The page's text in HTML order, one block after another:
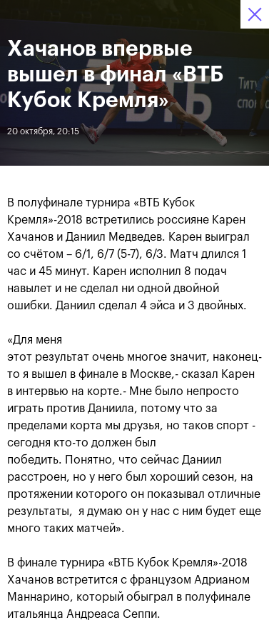
12–20 октября 2019
Ледовый Дворец
“Крылатское”
Новости
За все время Дата
Андрей Рублев подарил
себе Кубок Cartier на день
рождения
«ВТБ Кубок
20 октября, 17:45
Рублёв — чемпион XXX
турнира «ВТБ Кубок
20 октября, 21:00
Хачанов впервые
вышел в финал «ВТБ
Кубок Кремля»
20 октября, 20:15
В полуфинале турнира «ВТБ Кубок
Кремля»-2018 встретились россияне Карен
Хачанов и Даниил Медведев. Карен выиграл
со счётом – 6/1, 6/7 (5-7), 6/3. Матч длился 1
час и 45 минут. Карен исполнил 8 подач
навылет и не сделал ни одной двойной
ошибки. Даниил сделал 4 эйса и 3 двойных.
«Для меня
этот результат очень многое значит, наконец-
то я вышел в финале в Москве,- сказал Карен
в интервью на корте.- Мне было непросто
играть против Даниила, потому что за
пределами корта мы друзья, но таков спорт -
сегодня кто-то должен был
победить. Понятно, что сейчас Даниил
расстроен, но у него был хороший сезон, на
протяжении которого он показывал отличные
результаты, я думаю он у нас с ним будет еще
много таких матчей».
В финале турнира «ВТБ Кубок Кремля»-2018
Хачанов встретится с французом Адрианом
Маннарино, который обыграл в полуфинале
итальянца Андреаса Сеппи.